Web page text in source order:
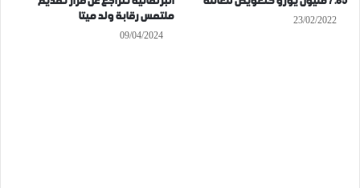
23/02/2022
ملتمس رقابة ولد ميتا
09/04/2024